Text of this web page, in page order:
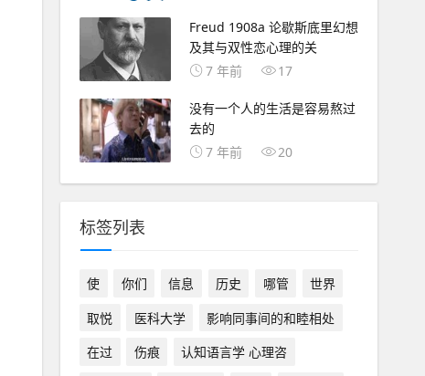
Freud 1908a 论歇斯底里幻想
及其与双性恋心理的关
7 年前
17
没有一个人的生活是容易熬过
去的
7 年前
20
标签列表
使 你们 信息 历史 哪管
世界
取悦
医科大学
影响同事间的和睦相处
在过
伤痕
认知语言学 心理咨